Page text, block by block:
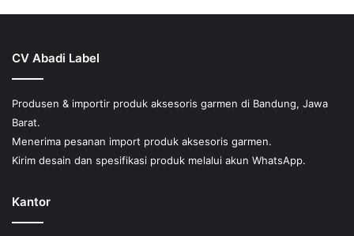
CV Abadi Label
Produsen & importir produk aksesoris garmen di Bandung, Jawa
Barat.
Menerima pesanan import produk aksesoris garmen.
Kirim desain dan spesifikasi produk melalui akun WhatsApp.
Kantor